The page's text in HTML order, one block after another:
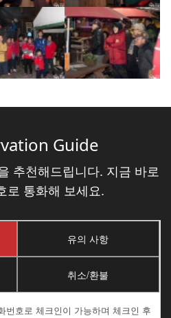
Guide
추천해드립니다. 지금 바로
로 통화해 보세요.
유의 사항
취소/환불
번호로 체크인이 가능하며 체크인 후